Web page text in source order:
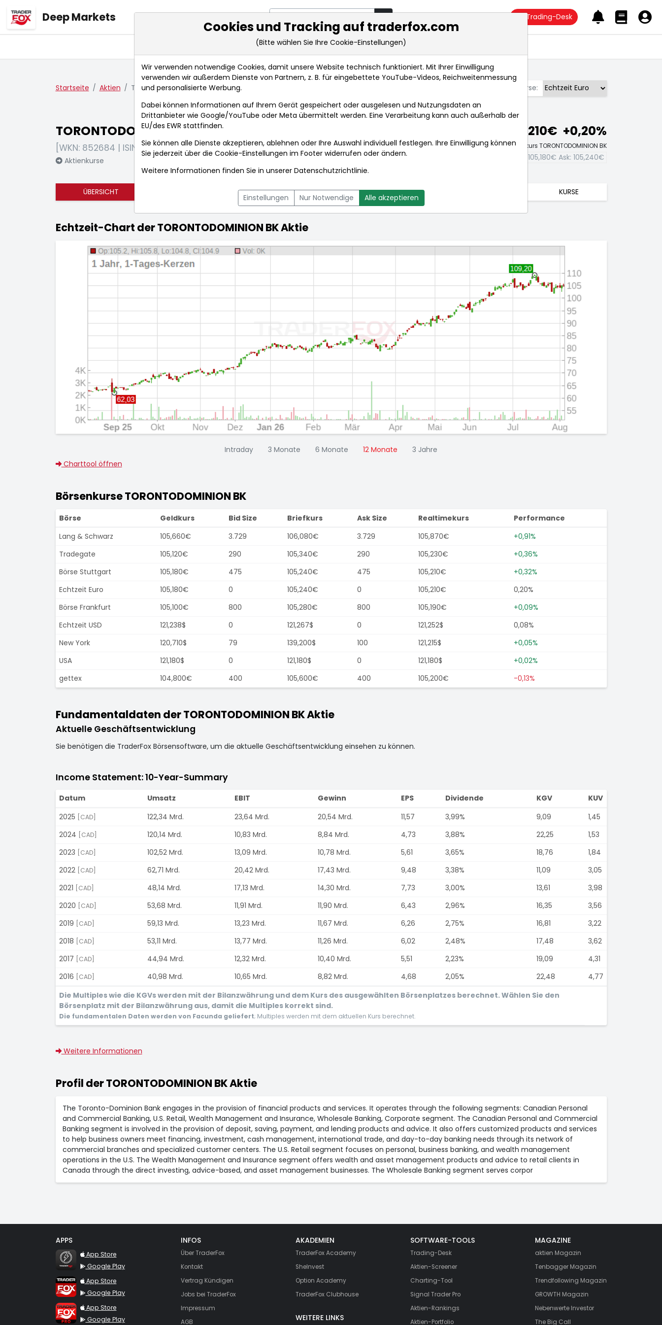
Deep Markets Trading-Desk
Markt-Analysen Market Tools Realtimekurse Nachrichten
Startseite Aktien TORONTODOMINION BK Börse:
TORONTODOMINION BK
[WKN: 852684 | ISIN: CA8911605092]
Aktienkurse
105,210€ +0,20%
Echtzeit-Aktienkurs TORONTODOMINION BK
105,180€ Ask: 105,240€
ÜBERSICHT NACHRICHTEN CHARTTOOL KURSE
Echtzeit-Chart der TORONTODOMINION BK Aktie
Intraday 3 Monate 6 Monate 12 Monate
3 Jahre
Charttool öffnen
Börsenkurse TORONTODOMINION BK
Börse Geldkurs Bid Size Briefkurs Ask Size Realtimekurs
Performance
Lang & Schwarz
105,660€ 3.729 106,080€ 3.729 105,870€
+0,91%
Tradegate
105,120€ 290 105,340€ 290 105,230€
+0,36%
Börse Stuttgart
105,180€ 475 105,240€ 475 105,210€
+0,32%
Echtzeit Euro
105,180€ 0 105,240€ 0 105,210€
0,20%
Börse Frankfurt
105,100€ 800 105,280€ 800 105,190€
+0,09%
Echtzeit USD
121,238$ 0 121,267$ 0 121,252$
0,08%
New York
120,710$ 79 139,200$ 100 121,215$
+0,05%
USA
121,180$ 0 121,180$ 0 121,180$
+0,02%
gettex
104,800€ 400 105,600€ 400 105,200€ -0,13%
Fundamentaldaten der TORONTODOMINION BK Aktie
Aktuelle Geschäftsentwicklung
Sie benötigen die TraderFox Börsensoftware, um die aktuelle Geschäftsentwicklung einsehen zu können.
Income Statement: 10-Year-Summary
Datum Umsatz EBIT Gewinn EPS Dividende KGV
KUV
2025
[CAD] 122,34 Mrd. 23,64 Mrd. 20,54 Mrd. 11,57 3,99% 9,09
1,45
2024
[CAD] 120,14 Mrd. 10,83 Mrd. 8,84 Mrd. 4,73 3,88% 22,25
1,53
2023
[CAD] 102,52 Mrd. 13,09 Mrd. 10,78 Mrd. 5,61 3,65% 18,76
1,84
2022
[CAD] 62,71 Mrd. 20,42 Mrd. 17,43 Mrd. 9,48 3,38% 11,09
3,05
2021
[CAD] 48,14 Mrd. 17,13 Mrd. 14,30 Mrd. 7,73 3,00% 13,61
3,98
2020
[CAD] 53,68 Mrd. 11,91 Mrd. 11,90 Mrd. 6,43 2,96% 16,35
3,56
2019
[CAD] 59,13 Mrd. 13,23 Mrd. 11,67 Mrd. 6,26 2,75% 16,81
3,22
2018
[CAD] 53,11 Mrd. 13,77 Mrd. 11,26 Mrd. 6,02 2,48% 17,48
3,62
2017
[CAD] 44,94 Mrd. 12,32 Mrd. 10,40 Mrd. 5,51 2,23% 19,09
4,31
2016
[CAD] 40,98 Mrd. 10,65 Mrd. 8,82 Mrd. 4,68 2,05% 22,48
4,77
Die Multiples wie die KGVs werden mit der Bilanzwährung und dem Kurs des ausgewählten Börsenplatzes berechnet. Wählen Sie den
Börsenplatz mit der Bilanzwährung aus, damit die Multiples korrekt sind.
Die fundamentalen Daten werden von Facunda geliefert; Multiples werden mit dem aktuellen Kurs berechnet.
Weitere Informationen
Profil der TORONTODOMINION BK Aktie
The Toronto-Dominion Bank engages in the provision of financial products and services. It operates through the following segments: Canadian Personal
and Commercial Banking, U.S. Retail, Wealth Management and Insurance, Wholesale Banking, Corporate segment. The Canadian Personal and Commercial
Banking segment is involved in the provision of deposit, saving, payment, and lending products and advice. It also offers customized products and services
to help business owners meet financing, investment, cash management, international trade, and day-to-day banking needs through its network of
commercial branches and specialized customer centers. The U.S. Retail segment focuses on personal, business banking, and wealth management
operations in the U.S. The Wealth Management and Insurance segment offers wealth and asset management products and advice to retail clients in
Canada through the direct investing, advice-based, and asset management businesses. The Wholesale Banking segment serves corpor
APPS
TraderFox Flash
App Store
Google Play
TraderFox App
App Store
Google Play
TraderFox Pro
App Store
Google Play
INFOS
Über TraderFox
Kontakt
Vertrag Kündigen
Jobs bei TraderFox
Impressum
AGB
AKADEMIEN
TraderFox Academy
SheInvest
Option Academy
TraderFox Clubhouse
WEITERE LINKS
SOFTWARE-TOOLS
Trading-Desk
Aktien-Screener
Charting-Tool
Signal Trader Pro
Aktien-Rankings
Aktien-Portfolio
MAGAZINE
aktien Magazin
Tenbagger Magazin
Trendfollowing Magazin
GROWTH Magazin
Nebenwerte Investor
The Big Call
Cookies und Tracking auf traderfox.com
(Bitte wählen Sie Ihre Cookie-Einstellungen)
Wir verwenden notwendige Cookies, damit unsere Website technisch funktioniert. Mit Ihrer Einwilligung
verwenden wir außerdem Dienste von Partnern, z. B. für eingebettete YouTube-Videos, Reichweitenmessung
und personalisierte Werbung.
Dabei können Informationen auf Ihrem Gerät gespeichert oder ausgelesen und Nutzungsdaten an
Drittanbieter wie Google/YouTube oder Meta übermittelt werden. Eine Verarbeitung kann auch außerhalb der
EU/des EWR stattfinden.
Sie können alle Dienste akzeptieren, ablehnen oder Ihre Auswahl individuell festlegen. Ihre Einwilligung können
Sie jederzeit über die Cookie-Einstellungen im Footer widerrufen oder ändern.
Weitere Informationen finden Sie in unserer Datenschutzrichtlinie.
Einstellungen Nur Notwendige Alle akzeptieren